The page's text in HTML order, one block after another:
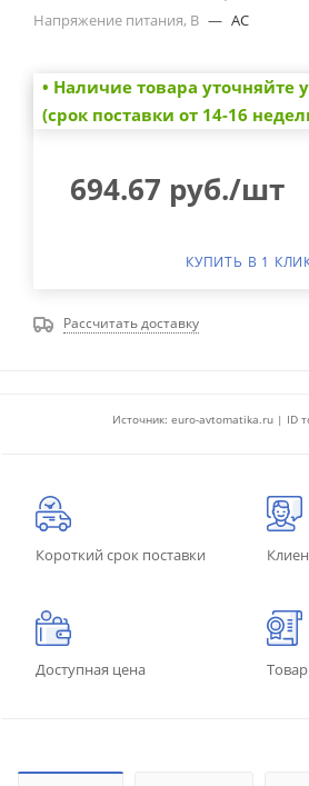
Напряжение питания, В — AC
• Наличие товара уточняйте
(срок поставки от 14-16
694.67 руб./шт
КУПИТЬ В 1
Рассчитать доставку
Источник: euro-avtomatika.ru | ID
Короткий срок поставки
Доступная цена